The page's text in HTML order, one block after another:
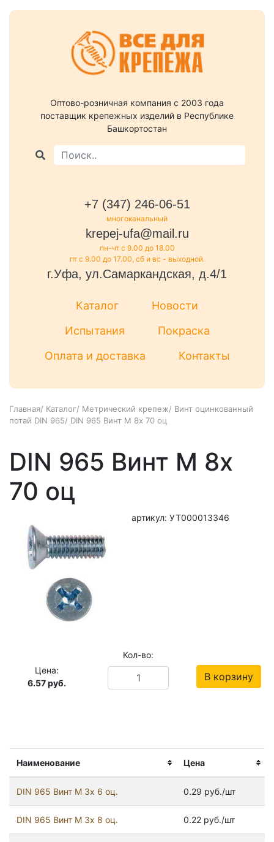
Оптово-розничная компания c 2003 года
поставщик крепежных изделий в Республике
Башкортостан
+7 (347) 246-06-51
многоканальный
krepej-ufa@mail.ru
пн-чт с 9.00 до 18.00
пт с 9.00 до 17.00, сб и вс - выходной.
г.Уфа, ул.Самаркандская, д.4/1
Каталог
Новости
Испытания
Покраска
Оплата и доставка
Контакты
Главная/ Каталог/ Метрический крепеж/ Винт оцинкованный
потай DIN 965/ DIN 965 Винт М 8х 70 оц
Наименование Цена
DIN 965 Винт М 3х 6 оц. 0.29 руб./шт
DIN 965 Винт М 3х 8 оц. 0.22 руб./шт
DIN 965 Винт М 8х
70 оц
артикул: УТ000013346
Цена:
6.57руб.
Кол-во:
В корзину